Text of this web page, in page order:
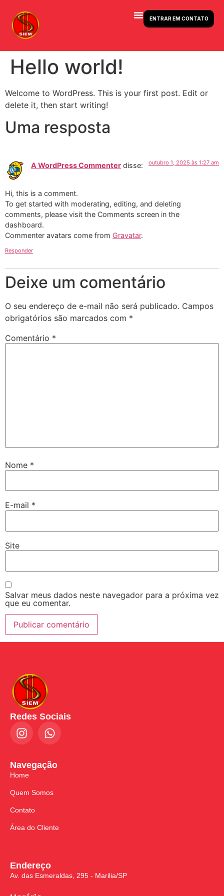
ENTRAR EM CONTATO
Hello world!
Welcome to WordPress. This is your first post. Edit or
delete it, then start writing!
Uma resposta
A WordPress Commenter disse: outubro 1, 2025 às 1:27 am
Hi, this is a comment.
To get started with moderating, editing, and deleting
comments, please visit the Comments screen in the
dashboard.
Commenter avatars come from Gravatar.
Responder
Deixe um comentário
O seu endereço de e-mail não será publicado. Campos
obrigatórios são marcados com *
Comentário *
Nome *
E-mail *
Site
Salvar meus dados neste navegador para a próxima vez
que eu comentar.
Redes Sociais
Navegação
Home
Quem Somos
Contato
Área do Cliente
Endereço
Av. das Esmeraldas, 295 - Marilia/SP